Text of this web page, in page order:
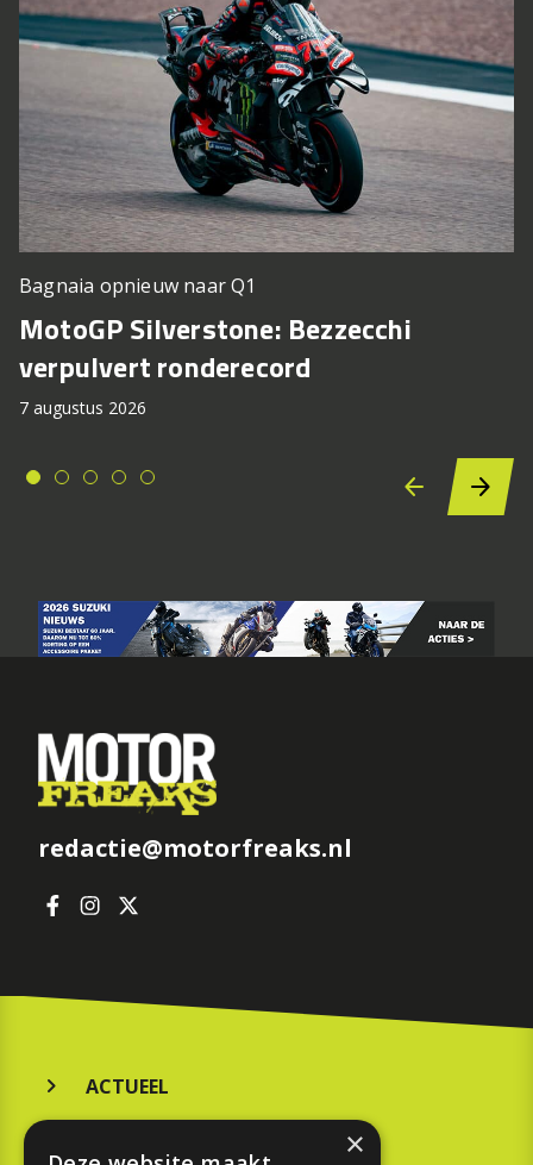
Bagnaia opnieuw naar Q1
MotoGP Silverstone: Bezzecchi
verpulvert ronderecord
7 augustus 2026
redactie@motorfreaks.nl
ACTUEEL
×